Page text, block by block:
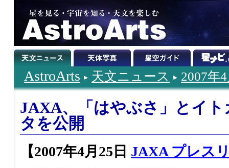
AstroArts 天文ニュース 2007年
JAXA、「はやぶさ」とイ
タを公開
【2007年4月25日 JAXA プレス